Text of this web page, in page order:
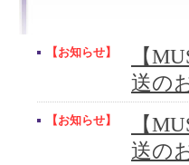
【お知らせ】
【
送の
【お知らせ】
【
送の